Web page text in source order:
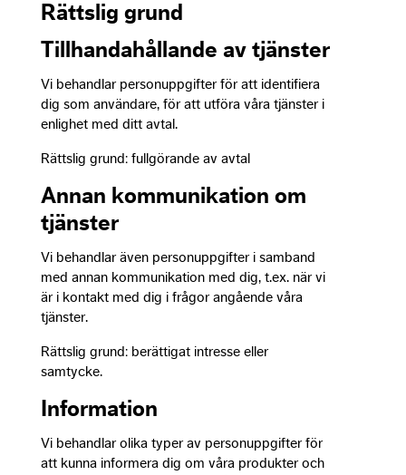
Rättslig grund
Tillhandahållande av tjänster
Vi behandlar personuppgifter för att identifiera
dig som användare, för att utföra våra tjänster i
enlighet med ditt avtal.
Rättslig grund: fullgörande av avtal
Annan kommunikation om
tjänster
Vi behandlar även personuppgifter i samband
med annan kommunikation med dig, t.ex. när vi
är i kontakt med dig i frågor angående våra
tjänster.
Rättslig grund: berättigat intresse eller
samtycke.
Information
Vi behandlar olika typer av personuppgifter för
att kunna informera dig om våra produkter och